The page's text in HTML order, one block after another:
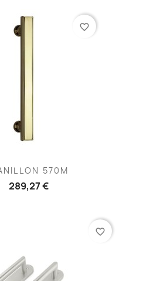
570M
289,27 €
favorite_border
favorite_border